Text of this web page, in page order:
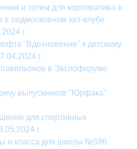
и тотем для корпоратива в
в подмосковном яхт-клубе
г.
"Вдохновение" к детскому
г.
павильонов в Экспофоруме
выпускников "Юрфака"
для спортивных
г.
и класса для школы №596